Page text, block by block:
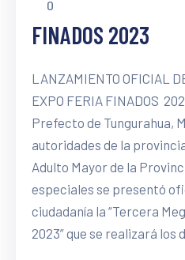
0
FINADOS 2023
LANZAMIENTO OFICIAL
EXPO FERIA FINADOS
Prefecto de Tungurahua,
autoridades de la
Adulto Mayor de la
especiales se presentó
ciudadanía la “Tercera
2023” que se realizará los